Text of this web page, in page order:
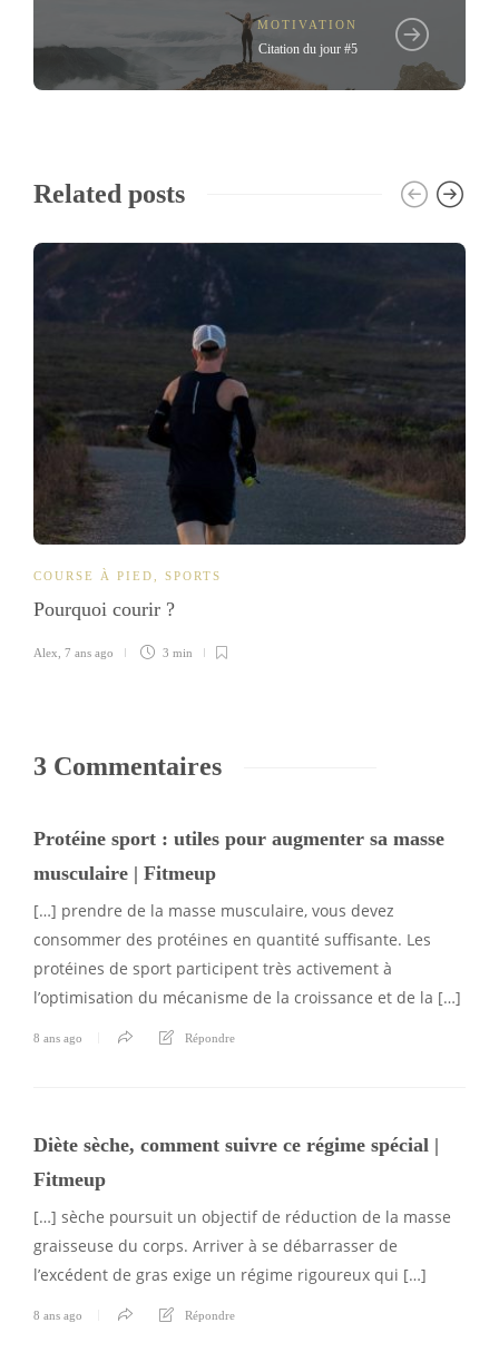
MOTIVATION
Citation du jour #5
Related posts
COURSE À PIED SPORTS
Pourquoi courir ?
Alex 7 ans ago 3 min
3 Commentaires
Protéine sport : utiles pour augmenter sa masse
musculaire | Fitmeup
[…] prendre de la masse musculaire, vous devez
consommer des protéines en quantité suffisante. Les
protéines de sport participent très activement à
l’optimisation du mécanisme de la croissance et de la […]
8 ans ago Répondre
Diète sèche, comment suivre ce régime spécial |
Fitmeup
[…] sèche poursuit un objectif de réduction de la masse
graisseuse du corps. Arriver à se débarrasser de
l’excédent de gras exige un régime rigoureux qui […]
8 ans ago Répondre